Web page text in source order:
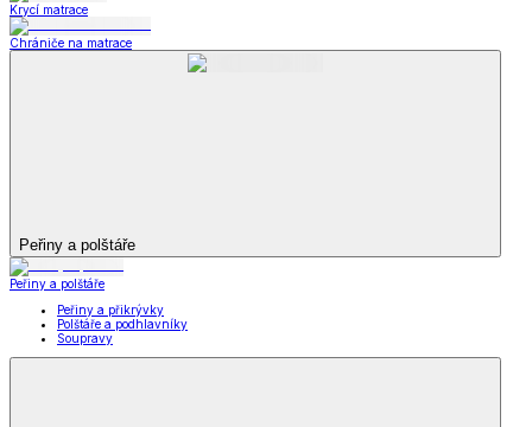
Krycí matrace
Chrániče na matrace
Peřiny a polštáře
Peřiny a polštáře
Peřiny a přikrývky
Polštáře a podhlavníky
Soupravy